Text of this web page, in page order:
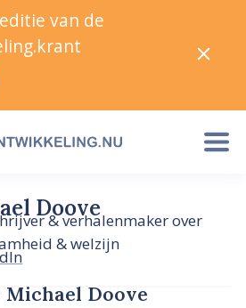
Doove
& verhalenmaker over
& welzijn
Doove
van de